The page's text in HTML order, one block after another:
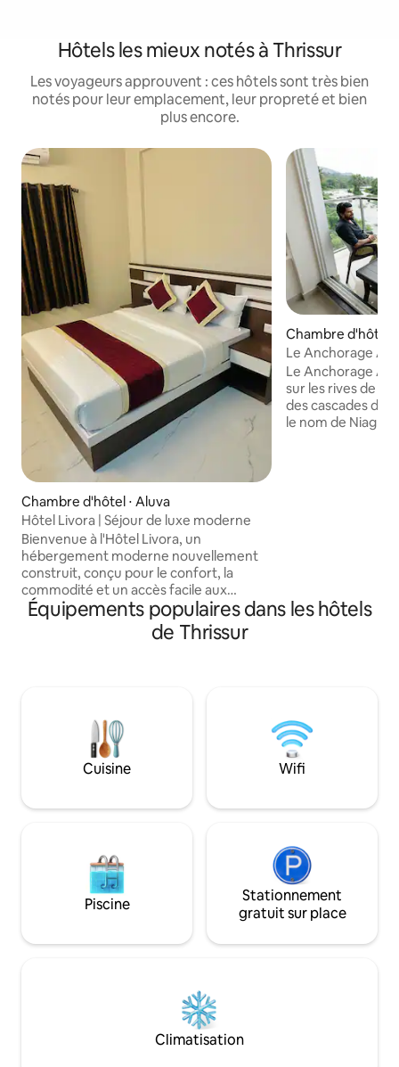
Hôtels les mieux notés à Thrissur
Les voyageurs approuvent : ces hôtels sont très bien
notés pour leur emplacement, leur propreté et bien
plus encore.
Chambre d'hôtel ⋅ Aluva
Hôtel Livora | Séjour de luxe moderne
Bienvenue à l'Hôtel Livora, un
hébergement moderne nouvellement
construit, conçu pour le confort, la
commodité et un accès facile aux
transports à Aluva. Parfait pour les
voyageurs d'affaires, les familles, les
touristes et les demandeurs de
Aluva – 1,5 km • Bureau des passeports –
Propriété neuve avec intérieurs
modernes • Chambres propres,
Chambre d'hôtel
Le Anchorage
Le Anchorage
sur les rives de la
des cascades
le nom de Niagra en Inde.
pays de Dieu.
Équipements populaires dans les hôtels
de Thrissur
Cuisine Wifi
Piscine
Stationnement
gratuit sur place
Climatisation